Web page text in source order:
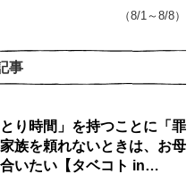
（8/1～8/8）
事
とり時間」を持つことに「罪
族を頼れないときは、お母
いたい【タベコト in